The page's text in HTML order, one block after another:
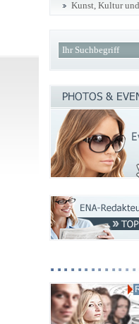
Kunst, Kultur